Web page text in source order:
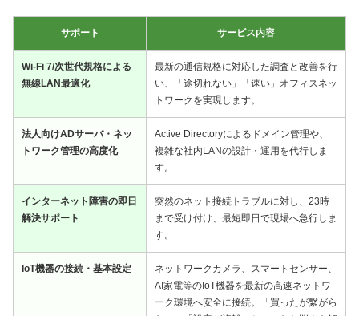
サポート サービス内容
Wi-Fi 7/次世代規格による
無線LAN最適化
最新の通信規格に対応した調査と改善を行
い、「途切れない」「速い」オフィスネッ
トワークを実現します。
法人向けADサーバ・ネッ
トワーク管理の高度化
Active Directoryによるドメイン管理や、
複雑な社内LANの設計・運用を代行しま
す。
インターネット障害の即日
解決サポート
突然のネット接続トラブルに対し、23時
まで受け付け、最短即日で現場へ急行しま
す。
IoT機器の接続・基本設定
ネットワークカメラ、スマートセンサー、
AI家電等のIoT機器を最新の高速ネットワ
ーク環境へ安全に接続。「買ったが繋がら